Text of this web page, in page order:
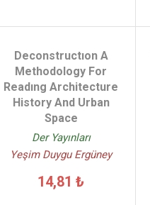
Deconstructıon A
Methodology For
Readıng Architecture
History And Urban
Space
Der Yayınları
Yeşim Duygu Ergüney
14,81 ₺